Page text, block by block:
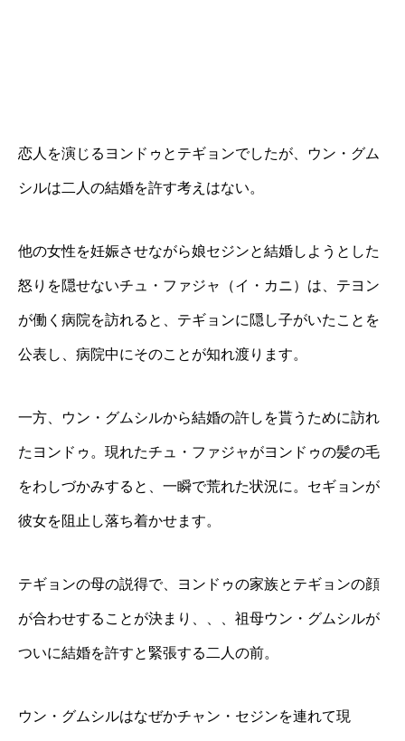
恋人を演じるヨンドゥとテギョンでしたが、ウン・グム
シルは二人の結婚を許す考えはない。
他の女性を妊娠させながら娘セジンと結婚しようとした
怒りを隠せないチュ・ファジャ（イ・カニ）は、テヨン
が働く病院を訪れると、テギョンに隠し子がいたことを
公表し、病院中にそのことが知れ渡ります。
一方、ウン・グムシルから結婚の許しを貰うために訪れ
たヨンドゥ。現れたチュ・ファジャがヨンドゥの髪の毛
をわしづかみすると、一瞬で荒れた状況に。セギョンが
彼女を阻止し落ち着かせます。
テギョンの母の説得で、ヨンドゥの家族とテギョンの顔
が合わせすることが決まり、、、祖母ウン・グムシルが
ついに結婚を許すと緊張する二人の前。
ウン・グムシルはなぜかチャン・セジンを連れて現